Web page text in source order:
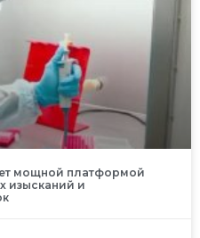
мощной платформой
изысканий и